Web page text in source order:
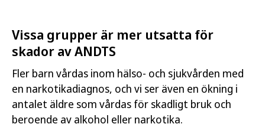
Vissa grupper är mer utsatta för
skador av ANDTS
Fler barn vårdas inom hälso- och sjukvården med
en narkotikadiagnos, och vi ser även en ökning i
antalet äldre som vårdas för skadligt bruk och
beroende av alkohol eller narkotika.